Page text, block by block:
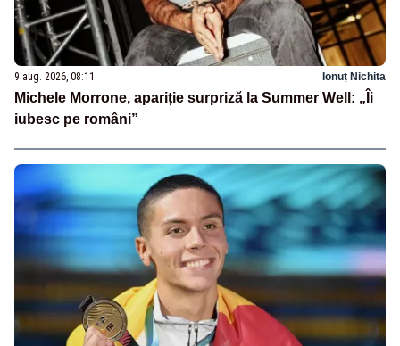
9 aug. 2026, 08:11 Ionuț Nichita
Michele Morrone, apariție surpriză la Summer Well: „Îi
iubesc pe români”